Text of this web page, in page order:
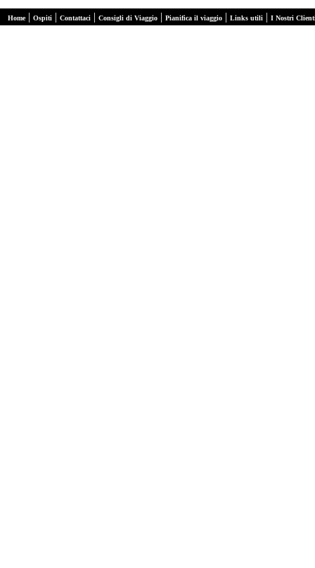
Home| Ospiti | Contattaci | Consigli di Viaggio | Pianifica il viaggio | Links utili | I Nostri